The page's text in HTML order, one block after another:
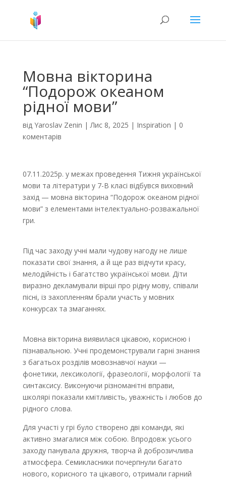
Мовна вікторина
“Подорож океаном
рідної мови”
від Yaroslav Zenin |Лис 8, 2025 | Inspiration | 0
коментарів
07.11.2025р. у межах проведення Тижня української
мови та літератури у 7-В класі відбувся виховний
захід — мовна вікторина “Подорож океаном рідної
мови” з елементами інтелектуально-розважальної
гри.
Під час заходу учні мали чудову нагоду не лише
показати свої знання, а й ще раз відчути красу,
мелодійність і багатство української мови. Діти
виразно декламували вірші про рідну мову, співали
пісні, із захопленням брали участь у мовних
конкурсах та змаганнях.
Мовна вікторина виявилася цікавою, корисною і
пізнавальною. Учні продемонстрували гарні знання
з багатьох розділів мовознавчої науки —
фонетики, лексикології, фразеології, морфології та
синтаксису. Виконуючи різноманітні вправи,
школярі показали кмітливість, уважність і любов до
рідного слова.
Для участі у грі було створено дві команди, які
активно змагалися між собою. Впродовж усього
заходу панувала дружня, творча й доброзичлива
атмосфера. Семикласники почерпнули багато
нового, корисного та цікавого, отримали гарний